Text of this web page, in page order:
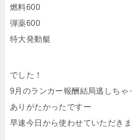
燃料600
弾薬600
特大発動艇
でした！
9月のランカー報酬結局逃しちゃ
ありがたかったですー
早速今日から使わせていただきま